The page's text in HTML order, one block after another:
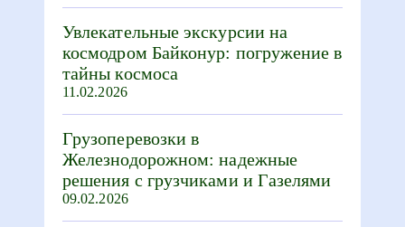
Увлекательные экскурсии на
космодром Байконур: погружение в
тайны космоса
11.02.2026
Грузоперевозки в
Железнодорожном: надежные
решения с грузчиками и Газелями
09.02.2026